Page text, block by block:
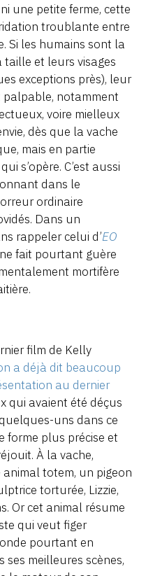
une petite ferme, cette
troublante entre
Si les humains sont la
et leurs visages
exceptions près), leur
palpable, notamment
voire mielleux
dès que la vache
mais en partie
s’opère. C’est aussi
dans le
ordinaire
Dans un
rappeler celui d’EO
fait pourtant guère
mortifère
film de Kelly
a déjà dit beaucoup
au dernier
qui avaient été déçus
uns dans ce
forme plus précise et
À la vache,
totem, un pigeon
torturée, Lizzie,
Or cet animal résume
qui veut figer
pourtant en
meilleures scènes,